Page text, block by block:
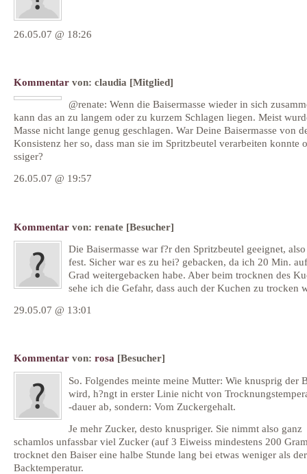
26.05.07 @ 18:26
Kommentar von: claudia [Mitglied]
@renate: Wenn die Baisermasse wieder in sich
kann das an zu langem oder zu kurzem Schlagen liegen. Meist
Masse nicht lange genug geschlagen. War Deine Baisermasse von
Konsistenz her so, dass man sie im Spritzbeutel verarbeiten konnte
ssiger?
26.05.07 @ 19:57
Kommentar von: renate [Besucher]
Die Baisermasse war f?r den Spritzbeutel geeignet,
fest. Sicher war es zu hei? gebacken, da ich 20 Min.
Grad weitergebacken habe. Aber beim trocknen des
sehe ich die Gefahr, dass auch der Kuchen zu trocken
29.05.07 @ 13:01
Kommentar von: rosa [Besucher]
So. Folgendes meinte meine Mutter: Wie knusprig der
wird, h?ngt in erster Linie nicht von
-dauer ab, sondern: Vom Zuckergehalt.
Je mehr Zucker, desto knuspriger. Sie nimmt also ganz
schamlos unfassbar viel Zucker (auf 3 Eiweiss mindestens 200
trocknet den Baiser eine halbe Stunde lang bei etwas weniger als der
Backtemperatur.